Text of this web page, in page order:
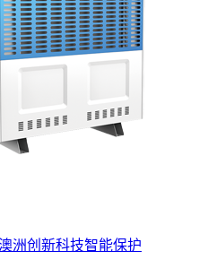
洲创新科技智能保护